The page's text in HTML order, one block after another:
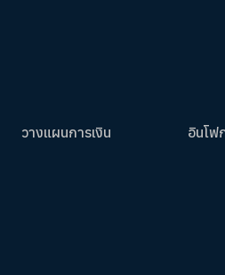
วางแผนการเงิน อินโฟ